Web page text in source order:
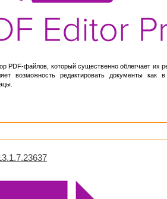
файлов, который существенно облегчает их
возможность редактировать документы как